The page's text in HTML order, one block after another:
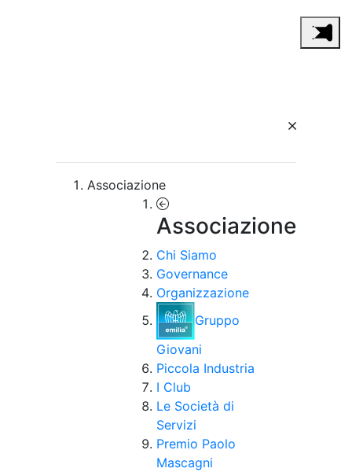
Associazione
Associazione
Chi Siamo
Governance
Organizzazione
Gruppo
Giovani
Piccola Industria
I Club
Le Società di
Servizi
Premio Paolo
Mascagni